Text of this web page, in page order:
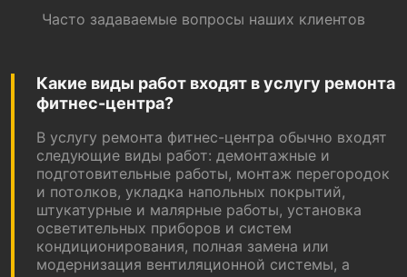
Часто задаваемые вопросы наших клиентов
Какие виды работ входят в услугу ремонта
фитнес-центра?
В услугу ремонта фитнес-центра обычно входят
следующие виды работ: демонтажные и
подготовительные работы, монтаж перегородок
и потолков, укладка напольных покрытий,
штукатурные и малярные работы, установка
осветительных приборов и систем
кондиционирования, полная замена или
модернизация вентиляционной системы, а